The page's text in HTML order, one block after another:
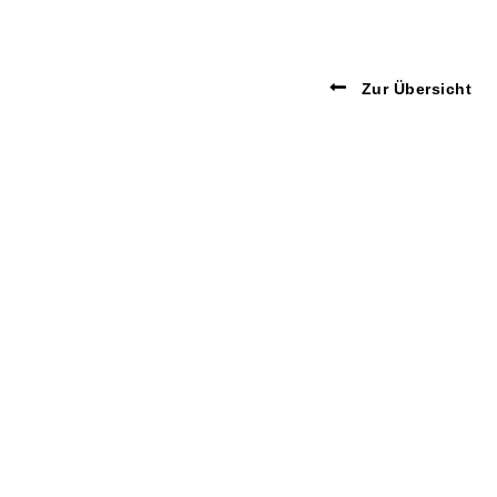
Zur Übersicht